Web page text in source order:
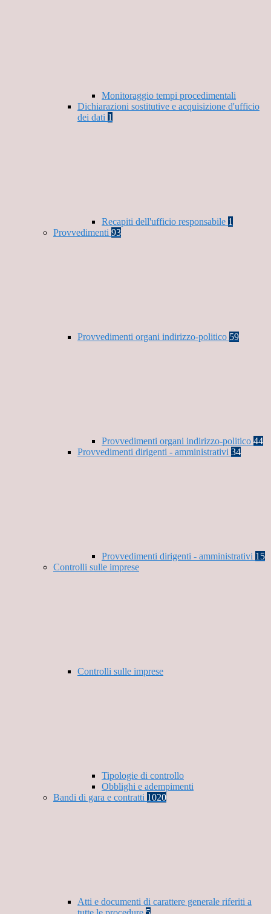
Monitoraggio tempi procedimentali
Dichiarazioni sostitutive e acquisizione d'ufficio
dei dati 1
Recapiti dell'ufficio responsabile 1
Provvedimenti 93
Provvedimenti organi indirizzo-politico 59
Provvedimenti organi indirizzo-politico 44
Provvedimenti dirigenti - amministrativi 34
Provvedimenti dirigenti - amministrativi 15
Controlli sulle imprese
Controlli sulle imprese
Tipologie di controllo
Obblighi e adempimenti
Bandi di gara e contratti 1020
Atti e documenti di carattere generale riferiti a